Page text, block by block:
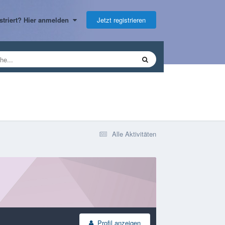
Hier anmelden Jetzt registrieren
Alle Aktivitäten
Profil anzeigen